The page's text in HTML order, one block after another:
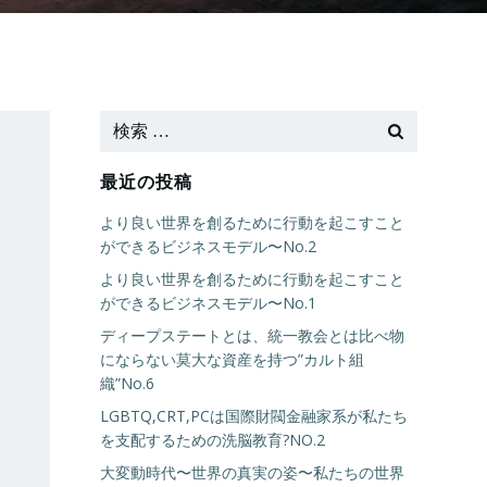
最近の投稿
より良い世界を創るために行動を起こすこと
ができるビジネスモデル〜No.2
より良い世界を創るために行動を起こすこと
ができるビジネスモデル〜No.1
ディープステートとは、統一教会とは比べ物
にならない莫大な資産を持つ”カルト組
織”No.6
LGBTQ,CRT,PCは国際財閥金融家系が私たち
を支配するための洗脳教育?NO.2
大変動時代〜世界の真実の姿〜私たちの世界